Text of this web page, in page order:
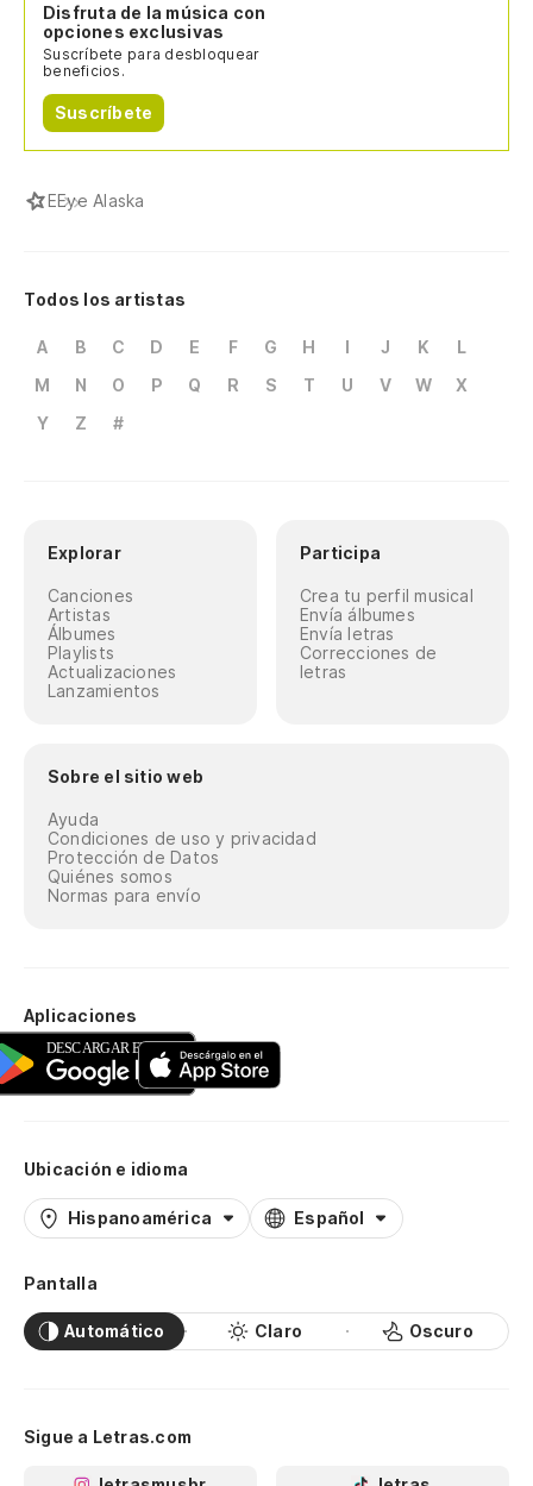
Disfruta de la música con
opciones exclusivas
Suscríbete para desbloquear
beneficios.
Suscríbete
EEye Alaska
Todos los artistas
A B C D E F G H I J K
L
M
N O P Q R S T U V W
X
Y
Z #
Explorar
Canciones
Artistas
Álbumes
Playlists
Actualizaciones
Lanzamientos
Participa
Crea tu perfil musical
Envía álbumes
Envía letras
Correcciones de
letras
Sobre el sitio web
Ayuda
Condiciones de uso y privacidad
Protección de Datos
Quiénes somos
Normas para envío
Aplicaciones
Ubicación e idioma
Hispanoamérica Español
Pantalla
Automático Claro Oscuro
Sigue a Letras.com